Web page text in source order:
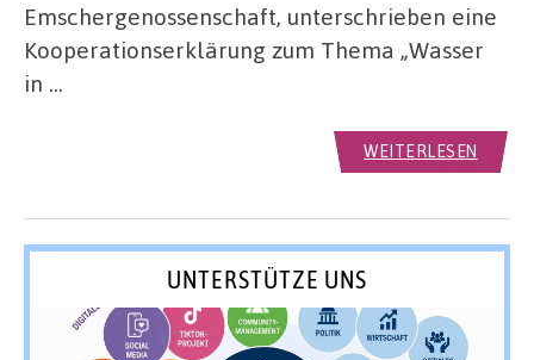
Emschergenossenschaft, unterschrieben eine
Kooperationserklärung zum Thema „Wasser
in …
WEITERLESEN
UNTERSTÜTZE UNS